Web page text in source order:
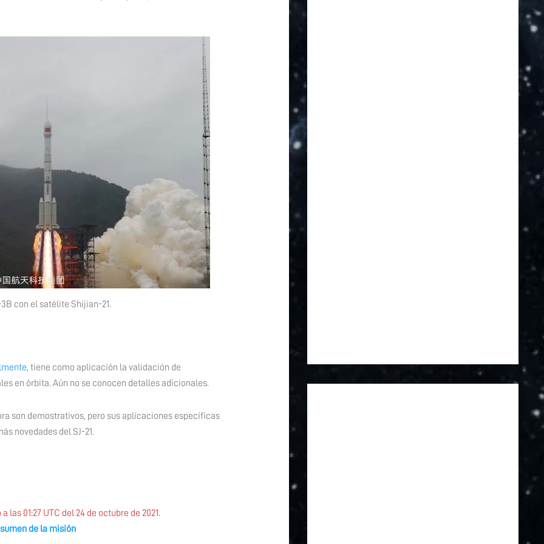
con el satélite Shijian-21.
, tiene como aplicación la validación de
en órbita. Aún no se conocen detalles adicionales.
son demostrativos, pero sus aplicaciones específicas
novedades del SJ-21.
las 01:27 UTC del 24 de octubre de 2021.
de la misión